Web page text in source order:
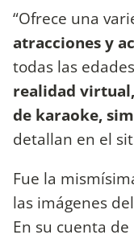
“Ofrece una
atracciones y
todas las
realidad
de karaoke,
detallan en el
Fue la
las imágenes
En su cuenta